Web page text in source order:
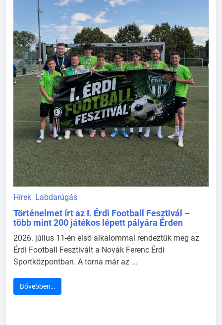
Hírek Labdarúgás
Történelmet írt az I. Érdi Football Fesztivál –
több mint 200 játékos lépett pályára Érden
2026. július 11-én első alkalommal rendeztük meg az
Érdi Football Fesztivált a Novák Ferenc Érdi
Sportközpontban. A torna már az ...
Bővebben…